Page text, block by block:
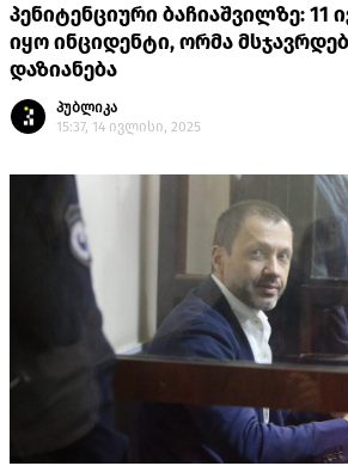
პენიტენციური ბაჩიაშვილზე: 11
იყო ინციდენტი, ორმა
დაზიანება
პუბლიკა
15:37, 14 ივლისი, 2025